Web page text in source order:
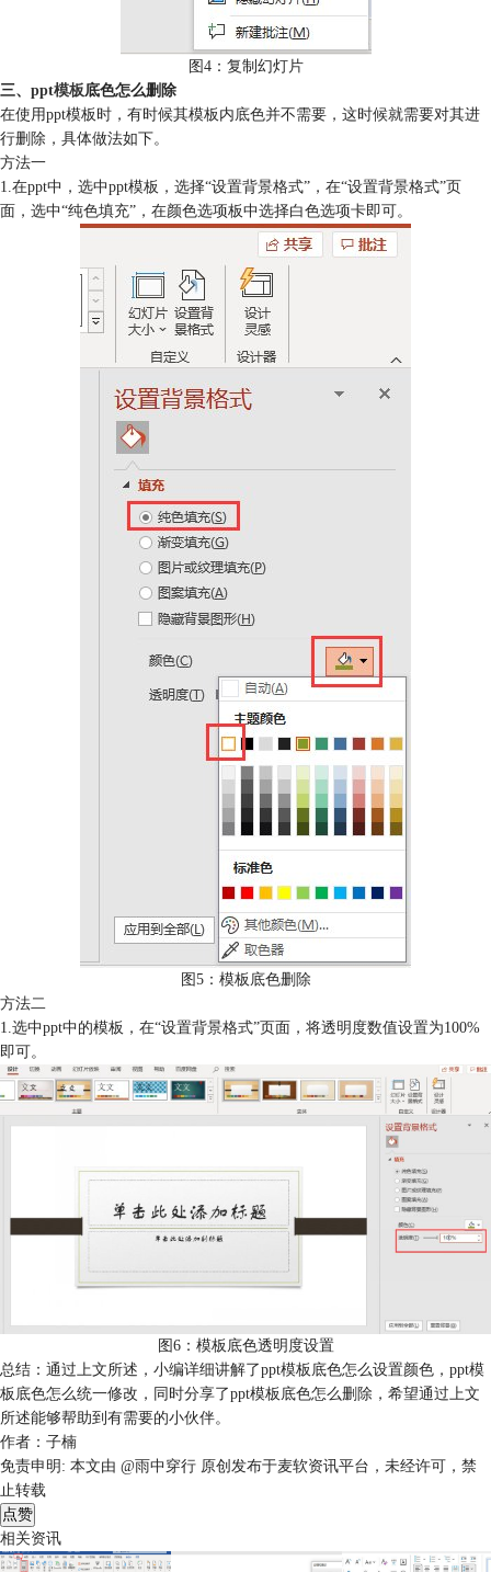
图4：复制幻灯片
三、 ppt模板底色怎么删除
在使用ppt模板时，有时候其模板内底色并不需要，这时候就需要对其进
行删除，具体做法如下。
方法一
1.在ppt中，选中ppt模板，选择“设置背景格式”，在“设置背景格式”页
面，选中“纯色填充”，在颜色选项板中选择白色选项卡即可。
图5：模板底色删除
方法二
1.选中ppt中的模板，在“设置背景格式”页面，将透明度数值设置为100%
即可。
图6：模板底色透明度设置
总结：通过上文所述，小编详细讲解了ppt模板底色怎么设置颜色，ppt模
板底色怎么统一修改，同时分享了ppt模板底色怎么删除，希望通过上文
所述能够帮助到有需要的小伙伴。
作者：子楠
免责申明: 本文由 @雨中穿行 原创发布于麦软资讯平台，未经许可，禁
止转载
点赞
相关资讯